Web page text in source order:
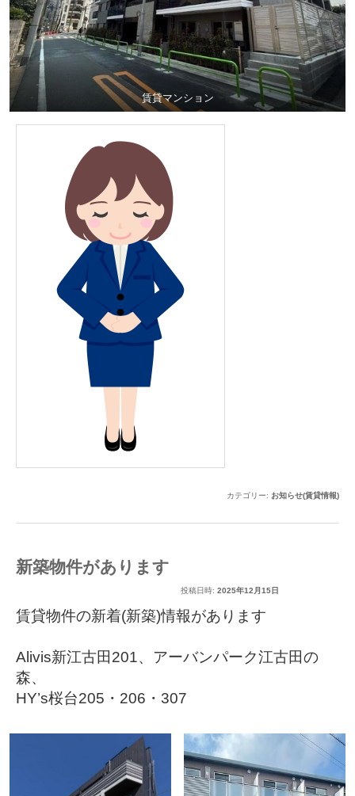
賃貸マンション
カテゴリー: お知らせ(賃貸情報)
新築物件があります
投稿日時: 2025年12月15日
賃貸物件の新着(新築)情報があります
Alivis新江古田201、 アーバンパーク江古田の
森、
HY’s桜台205 ・ 206 ・ 307